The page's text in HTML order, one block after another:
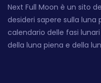
Next Full Moon è un sito
desideri sapere sulla luna
calendario delle fasi
della luna piena e della